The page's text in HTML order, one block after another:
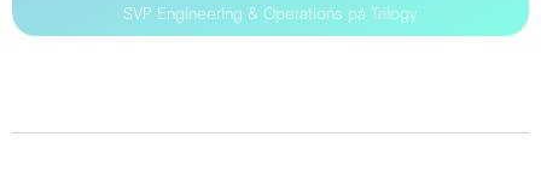
SVP Engineering & Operations på Trilogy